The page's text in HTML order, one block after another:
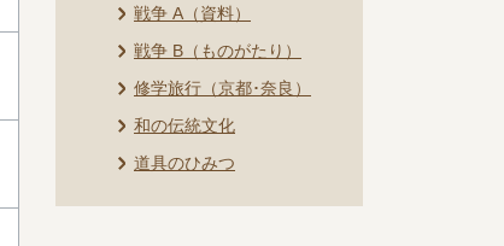
戦争 A（資料）
戦争 B（ものがたり）
修学旅行（京都･奈良）
和の伝統文化
道具のひみつ